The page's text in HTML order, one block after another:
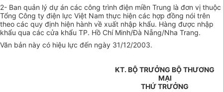
2- Ban quản lý dự án các công trình điện miền Trung là đơn vị thuộc
Tổng Công ty điện lực Việt Nam thực hiện các hợp đồng nói trên
theo các quy định hiện hành về xuất nhập khẩu. Hàng được nhập
khẩu qua các cửa khẩu TP. Hồ Chí Minh/Đà Nẵng/Nha Trang.
Văn bản này có hiệu lực đến ngày 31/12/2003.
KT. BỘ TRƯỞNG BỘ THƯƠNG
MẠI
THỨ TRƯỞNG